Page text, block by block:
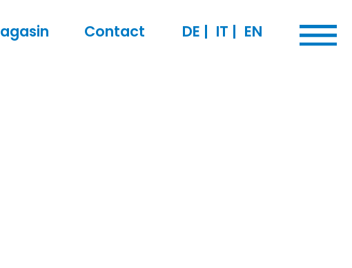
Contact DE | IT | EN